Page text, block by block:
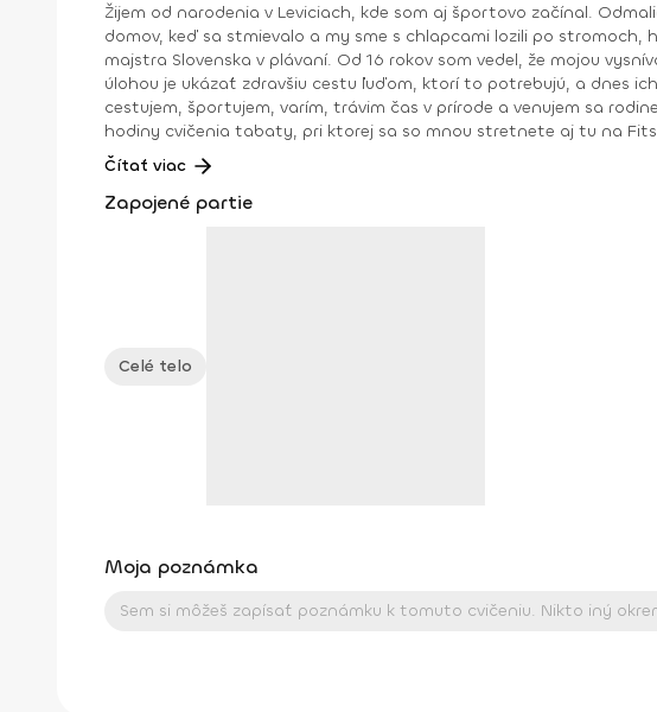
Žijem od narodenia v Leviciach, kde som aj športovo začínal.
domov, keď sa stmievalo a my sme s chlapcami lozili po
majstra Slovenska v plávaní. Od 16 rokov som vedel, že mojou
úlohou je ukázať zdravšiu cestu ľuďom, ktorí to potrebujú, a dnes
cestujem, športujem, varím, trávim čas v prírode a venujem sa
hodiny cvičenia tabaty, pri ktorej sa so mnou stretnete aj tu na Fitshakeri 😉. Trénerské skúsenosti: osobný tréner a kondičný tréner v PerecFit
2017 tréner plávania v ŠK Aquasport Levice od r. 2004 – 2015 kondičný tréner ŠK Aquasport Levice od r 2012 – 2016 tréner pre Zdravú Energiu od r. 2015 kondičný tréner ŠBK
Junior Levice – juniori, kadeti, starší a mladší žiaci od r. 2016 kondičný tréner VK Palas Levice -juniorky, kadetky od r. 2019 koordinátor trénerov a iných úkonov pre Zdravú
energiu od r. 2015
Čítať viac
Zapojené partie
Celé telo
Moja poznámka